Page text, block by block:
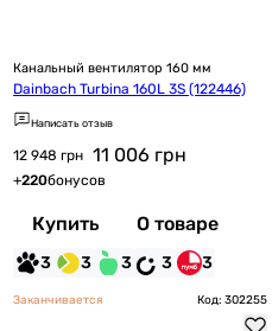
Канальный вентилятор 160 мм
Dainbach Turbina 160L 3S (122446)
Написать отзыв
12 948 грн 11 006 грн
+220бонусов
Купить О товаре
3 3 3 3 3
Заканчивается Код: 302255